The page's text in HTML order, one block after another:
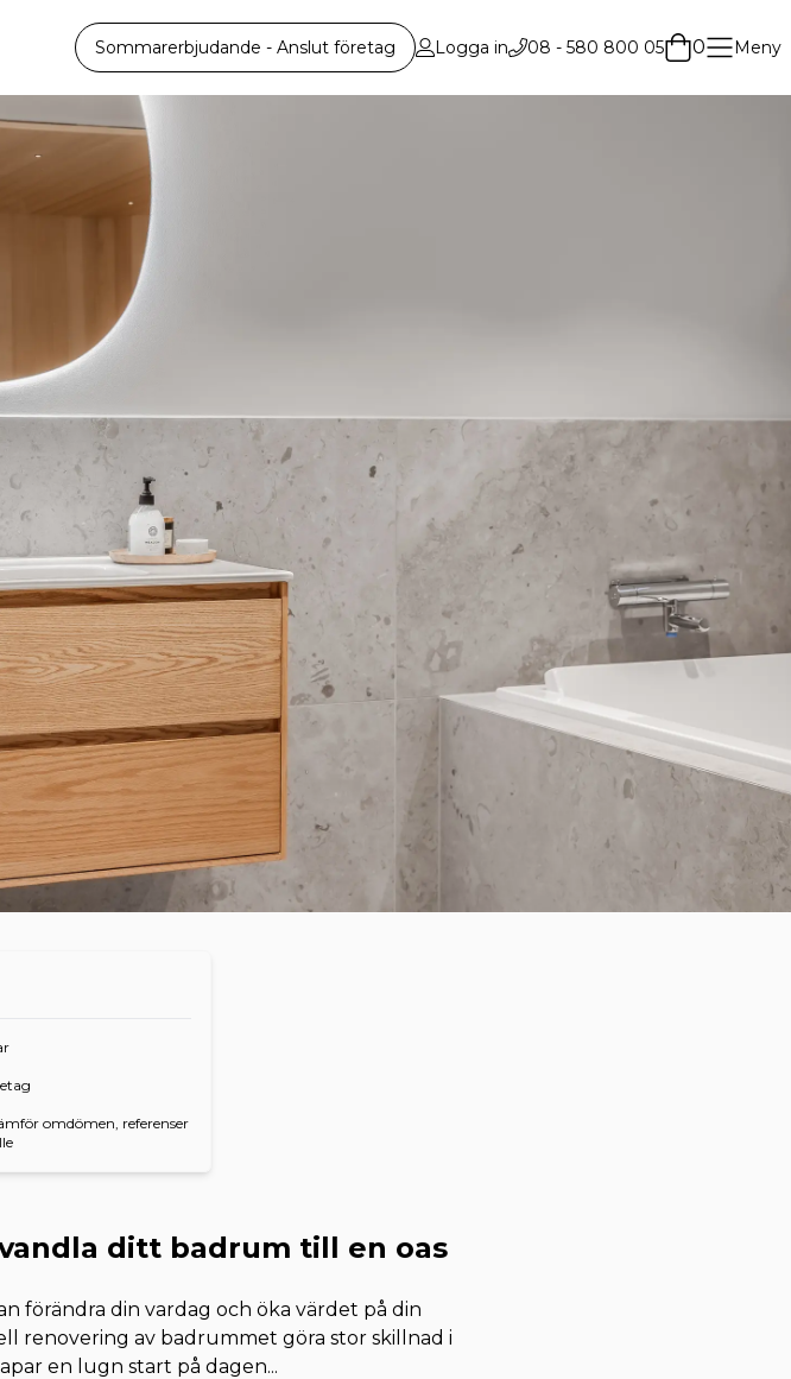
Sommarerbjudande - Anslut företag Logga in 08 - 580 800 05 0 Meny
omdömen, referenser
ditt badrum till en oas
förändra din vardag och öka värdet på din
renovering av badrummet göra stor skillnad i
en lugn start på dagen...